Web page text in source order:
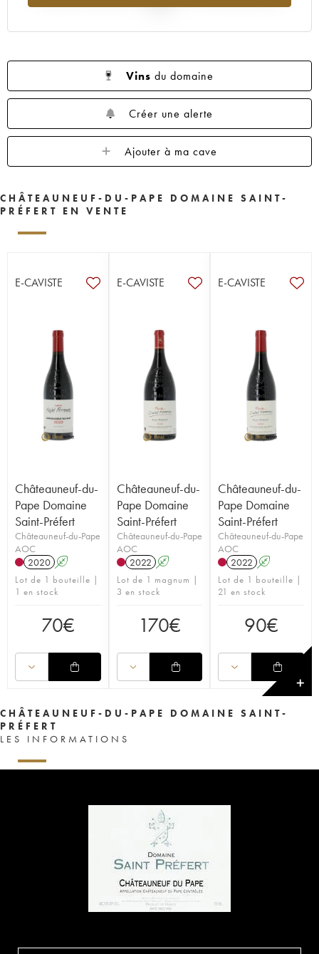
Vins du domaine
Créer une alerte
Ajouter à ma cave
CHÂTEAUNEUF-DU-PAPE DOMAINE SAINT-
PRÉFERT EN VENTE
E-CAVISTE
Châteauneuf-du-
Pape Domaine
Saint-Préfert
Châteauneuf-du-Pape
AOC
2020 A
Lot de 1 bouteille |
1 en stock
70€
E-CAVISTE
Châteauneuf-du-
Pape Domaine
Saint-Préfert
Châteauneuf-du-Pape
AOC
2022 A
Lot de 1 magnum |
3 en stock
170€
E-CAVISTE
Châteauneuf-du-
Pape Domaine
Saint-Préfert
Châteauneuf-du-Pape
AOC
2022 A
Lot de 1 bouteille |
21 en stock
90€
✕
CHÂTEAUNEUF-DU-PAPE DOMAINE SAINT-
PRÉFERT
LES INFORMATIONS